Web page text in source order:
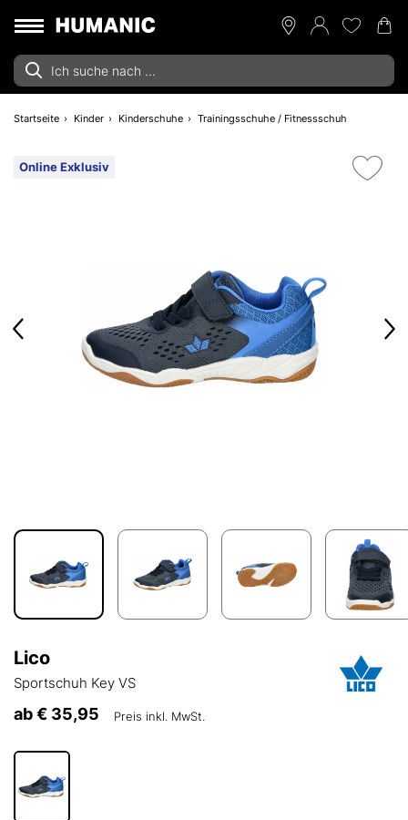
Startseite Kinder Kinderschuhe Trainingsschuhe / Fitnessschuh
Online Exklusiv
Lico
Sportschuh Key VS
ab€ 35,95 Preis inkl. MwSt.